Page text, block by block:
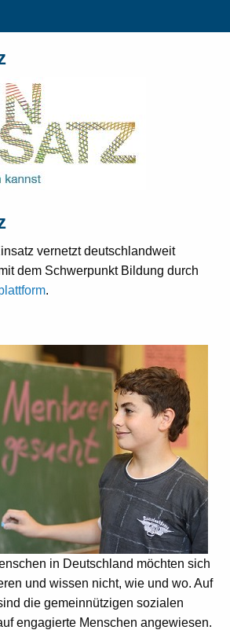
vernetzt deutschlandweit
dem Schwerpunkt Bildung durch
.
in Deutschland möchten sich
und wissen nicht, wie und wo. Auf
die gemeinnützigen sozialen
engagierte Menschen angewiesen.